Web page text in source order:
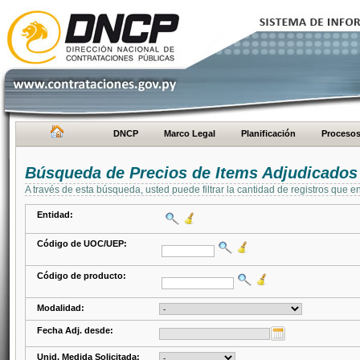
DNCP Marco Legal Planificación Procesos
Búsqueda de Precios de Items Adjudicados
A través de esta búsqueda, usted puede filtrar la cantidad de registros que
Entidad:
Código de UOC/UEP:
Código de producto:
Modalidad:
Fecha Adj. desde:
Unid. Medida Solicitada: